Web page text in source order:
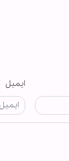
ایمیل